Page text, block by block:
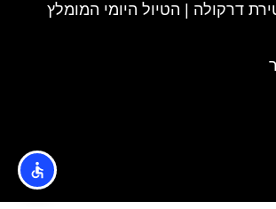
דרקולה | הטיול היומי המומלץ